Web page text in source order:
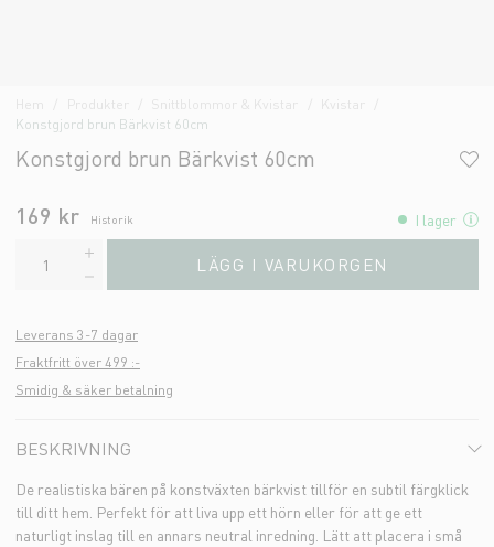
Hem Produkter Snittblommor & Kvistar
Kvistar
Konstgjord brun Bärkvist 60cm
Konstgjord brun Bärkvist 60cm
169 kr Historik I lager
LÄGG I VARUKORGEN
Leverans 3-7 dagar
Fraktfritt över 499 :-
Smidig & säker betalning
BESKRIVNING
De realistiska bären på konstväxten bärkvist tillför en subtil färgklick
till ditt hem. Perfekt för att liva upp ett hörn eller för att ge ett
naturligt inslag till en annars neutral inredning. Lätt att placera i små